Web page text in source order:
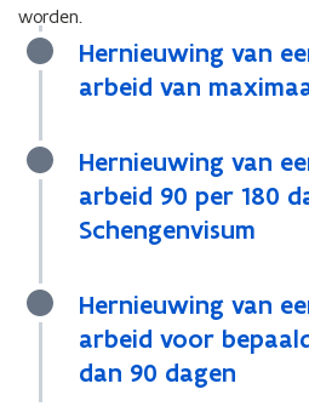
worden.
Hernieuwing van
arbeid van
Hernieuwing van
arbeid 90 per 180
Schengenvisum
Hernieuwing van
arbeid voor
dan 90 dagen